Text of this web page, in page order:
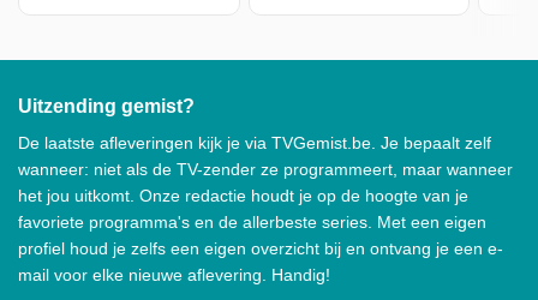
Uitzending gemist?
De laatste afleveringen kijk je via TVGemist.be. Je bepaalt zelf
wanneer: niet als de TV-zender ze programmeert, maar wanneer
het jou uitkomt. Onze redactie houdt je op de hoogte van je
favoriete programma's en de allerbeste series. Met een eigen
profiel houd je zelfs een eigen overzicht bij en ontvang je een e-
mail voor elke nieuwe aflevering. Handig!